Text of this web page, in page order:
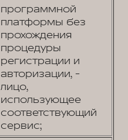
программной
платформы без
прохождения
процедуры
регистрации и
авторизации, -
лицо,
использующее
соответствующий
сервис;